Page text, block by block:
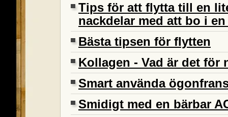
Tips för att flytta till en
nackdelar med att bo i
Bästa tipsen för flytten
Kollagen - Vad är det för
Smart använda
Smidigt med en bärbar